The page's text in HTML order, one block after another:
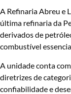
A Refinaria Abreu e
última refinaria da
derivados de
combustível
A unidade conta
diretrizes de
confiabilidade e